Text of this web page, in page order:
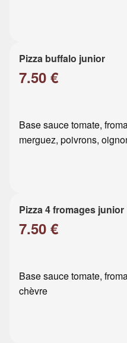
Pizza buffalo junior
7.50 €
Base sauce tomate,
merguez, poivrons,
Pizza 4 fromages junior
7.50 €
Base sauce tomate,
chèvre